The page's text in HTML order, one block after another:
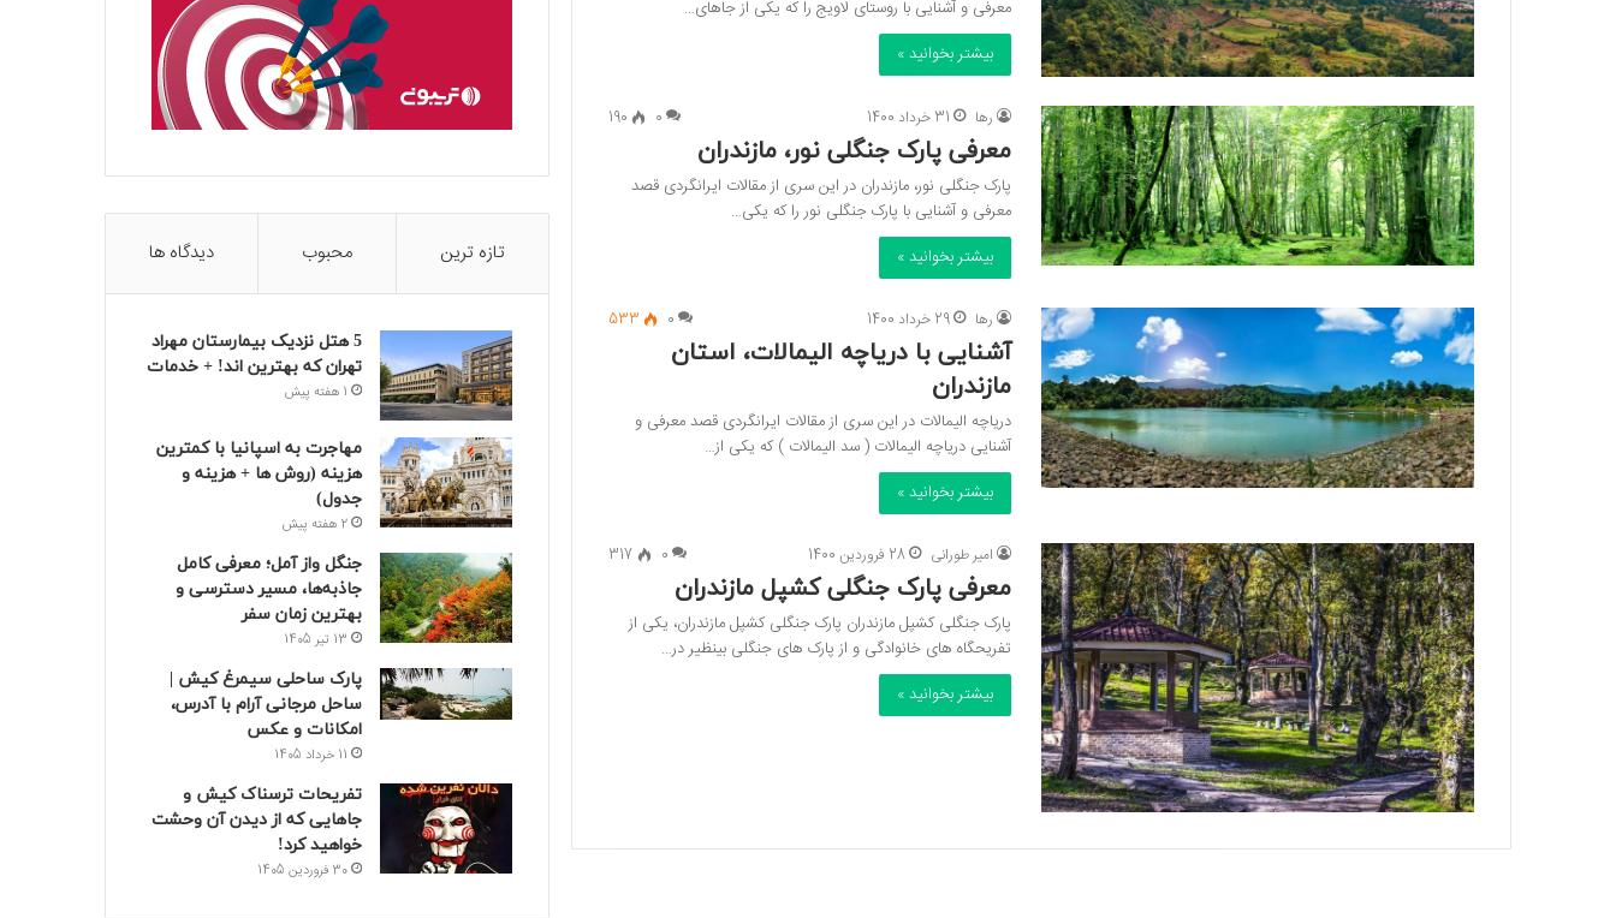
معرفی و آشنایی با روستای لاویج را که یکی از جاهای…
بیشتر بخوانید »
رها 31 خرداد 1400 0
190
معرفی پارک جنگلی نور، مازندران
پارک جنگلی نور، مازندران در این سری از مقالات ایرانگردی قصد
معرفی و آشنایی با پارک جنگلی نور را که یکی…
بیشتر بخوانید »
رها 29 خرداد 1400 0
533
آشنایی با دریاچه الیمالات، استان
مازندران
دریاچه الیمالات در این سری از مقالات ایرانگردی قصد معرفی و
آشنایی دریاچه الیمالات ( سد الیمالات ) که یکی از…
بیشتر بخوانید »
امیر طورانی 28 فروردین 1400 0
317
معرفی پارک جنگلی کشپل مازندران
پارک جنگلی کشپل مازندران پارک جنگلی کشپل مازندران، یکی از
تفریحگاه های خانوادگی و از پارک های جنگلی بینظیر در…
بیشتر بخوانید »
تازه ترین محبوب دیدگاه ها
5 هتل نزدیک بیمارستان مهراد
تهران که بهترین‌ اند! + خدمات
1 هفته پیش
مهاجرت به اسپانیا با کمترین
هزینه (روش ها + هزینه و
جدول)
2 هفته پیش
جنگل واز آمل؛ معرفی کامل
جاذبه‌ها، مسیر دسترسی و
بهترین زمان سفر
13 تیر 1405
پارک ساحلی سیمرغ کیش |
ساحل مرجانی آرام با آدرس،
امکانات و عکس
11 خرداد 1405
تفریحات ترسناک کیش و
جاهایی که از دیدن آن وحشت
خواهید کرد!
30 فروردین 1405